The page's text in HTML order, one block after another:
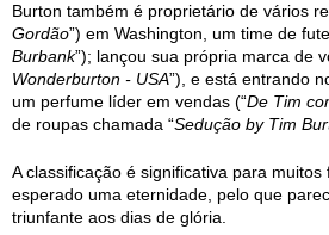
Burton também é proprietário de vários
Gordão”) em Washington, um time de
Burbank”); lançou sua própria marca de
Wonderburton - USA”), e está entrando
um perfume líder em vendas (“De Tim
de roupas chamada “Sedução by Tim
A classificação é significativa para muitos
esperado uma eternidade, pelo que
triunfante aos dias de glória.